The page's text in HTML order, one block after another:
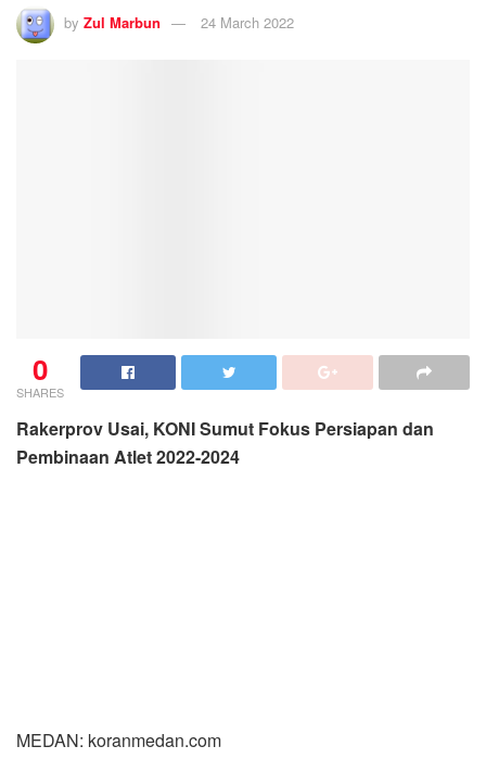
by Zul Marbun 24 March 2022
0
SHARES
Rakerprov Usai, KONI Sumut Fokus Persiapan dan
Pembinaan Atlet 2022-2024
bersama Aceh.